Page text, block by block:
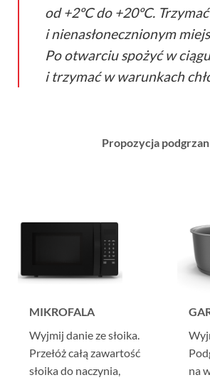
od +2ºC do +20ºC.
i nienasłonecznionym
Po otwarciu spożyć w
i trzymać w warunkach
Propozycja
MIKROFALA
Wyjmij danie ze słoika.
Przełóż całą zawartość
słoika do naczynia,
na